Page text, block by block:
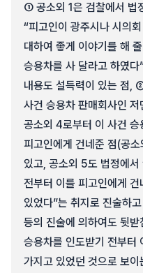
① 공소외 1은 검찰에서 법
“피고인이 광주시나 시의
대하여 좋게 이야기를 해
승용차를 사 달라고 하였
내용도 설득력이 있는 점,
사건 승용차 판매회사인
공소외 4로부터 이 사건
피고인에게 건네준 점(공
있고, 공소외 5도 법정에서
전부터 이를 피고인에게
있었다”는 취지로 진술하
등의 진술에 의하여도 뒷
승용차를 인도받기 전부터
가지고 있었던 것으로 보